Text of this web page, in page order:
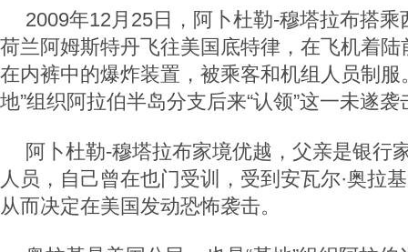
2009年12月25日，阿卜杜勒-穆塔拉布搭
荷兰阿姆斯特丹飞往美国底特律，在飞机着
在内裤中的爆炸装置，被乘客和机组人员制服
地”组织阿拉伯半岛分支后来“认领”这一未遂袭
阿卜杜勒-穆塔拉布家境优越，父亲是银行
人员，自己曾在也门受训，受到安瓦尔·奥拉
从而决定在美国发动恐怖袭击。